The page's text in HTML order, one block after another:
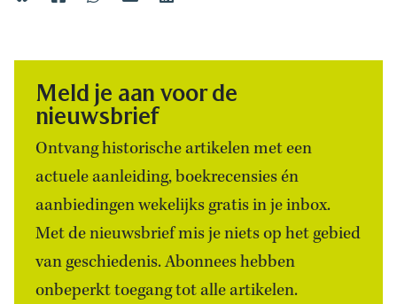
Meld je aan voor de
nieuwsbrief
Ontvang historische artikelen met een
actuele aanleiding, boekrecensies én
aanbiedingen wekelijks gratis in je inbox.
Met de nieuwsbrief mis je niets op het gebied
van geschiedenis. Abonnees hebben
onbeperkt toegang tot alle artikelen.